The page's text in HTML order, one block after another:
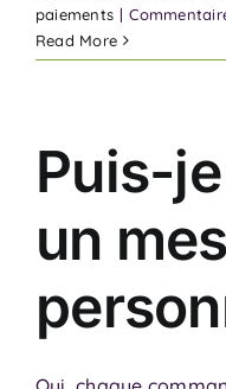
paiements |
Read More
Puis-
un